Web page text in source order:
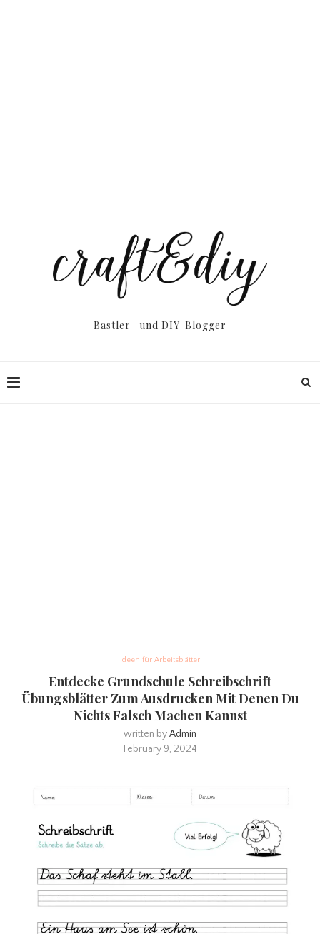
Bastler- und DIY-Blogger
Ideen für Arbeitsblätter
Entdecke Grundschule Schreibschrift
Übungsblätter Zum Ausdrucken Mit Denen Du
Nichts Falsch Machen Kannst
written byAdmin
February 9, 2024